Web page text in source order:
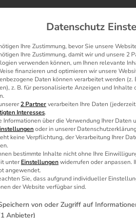
Automatisierung Photovoltaik
Content
Datenschutz
Ihre Zustimmung, bevor Sie unsere
Ihre Zustimmung, damit wir und unsere 2
verwenden können, um Ihnen relevante
finanzieren und optimieren wir unsere
Daten können verarbeitet werden (z.
z. B. für personalisierte Anzeigen und Inhalte
2 Partnerverarbeiten Ihre Daten
Interesses.
Informationen über die Verwendung Ihrer Daten
oder in unserer
keine Verpflichtung, der Verarbeitung Ihrer
bestimmte Inhalte nicht ohne Ihre
unterEinstellungenwiderrufen oder anpassen.
angewendet.
Sie, dass aufgrund individueller
der Website verfügbar sind.
finden Sie eine Liste der
von oder Zugriff auf
Anbieter)